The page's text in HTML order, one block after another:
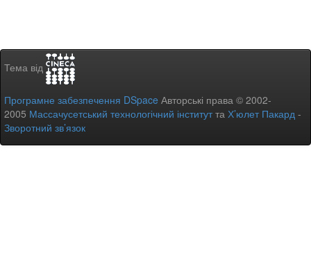
Тема від
Програмне забезпечення DSpace Авторські права © 2002-
2005 Массачусетський технологічний інститутта Х’юлет Пакард -
Зворотний зв’язок